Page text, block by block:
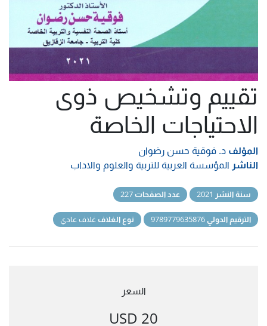
تقييم وتشخيص ذوى
الاحتياجات الخاصة
المؤلف د. فوقية حسن رضوان
الناشر المؤسسة العربية للتربية والعلوم والاداب
سنة النشر عدد الصفحات
الترقيم الدولي نوع الغلاف غلاف عادي
السعر
20 USD